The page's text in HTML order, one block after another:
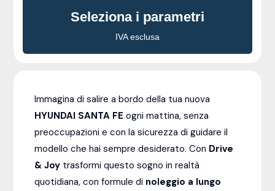
Seleziona i parametri
IVA esclusa
Immagina di salire a bordo della tua nuova
HYUNDAI SANTA FE ogni mattina, senza
preoccupazioni e con la sicurezza di guidare il
modello che hai sempre desiderato. Con Drive
& Joy trasformi questo sogno in realtà
quotidiana, con formule di noleggio a lungo